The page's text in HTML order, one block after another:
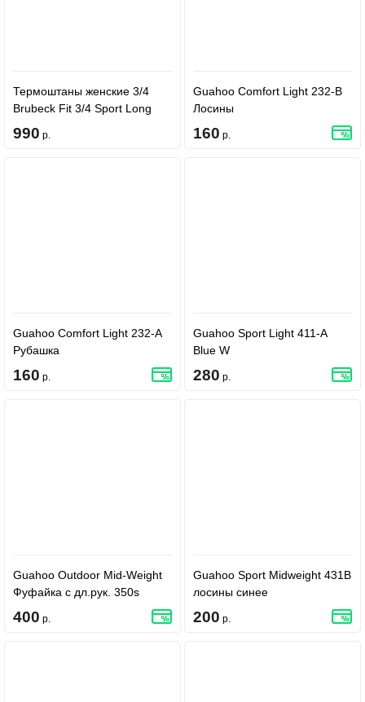
Термоштаны женские 3/4
Brubeck Fit 3/4 Sport Long
pants SP00020
Turkus(turquoise)
990 р.
Guahoo Comfort Light 232-B
Лосины
160 р.
Guahoo Comfort Light 232-A
Рубашка
160 р.
Guahoo Sport Light 411-A
Blue W
280 р.
Guahoo Outdoor Mid-Weight
Фуфайка с дл.рук. 350s
400 р.
Guahoo Sport Midweight 431B
лосины синее
200 р.